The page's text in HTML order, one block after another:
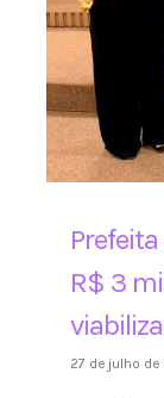
R$ 3
27 de julho